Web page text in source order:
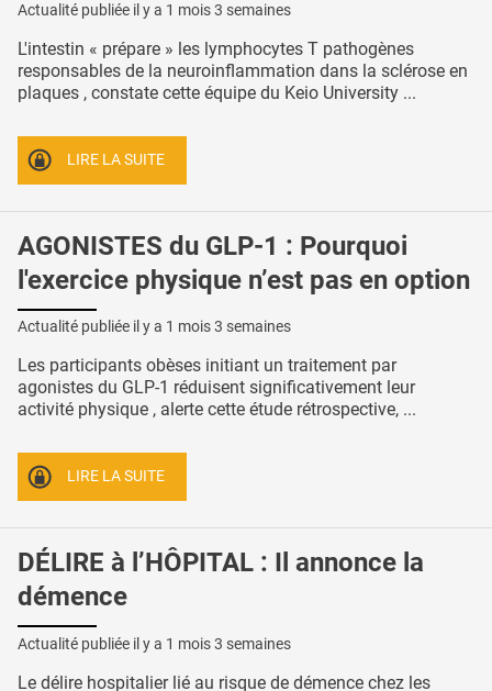
Actualité publiée il y a 1 mois 3 semaines
L'intestin « prépare » les lymphocytes T pathogènes
responsables de la neuroinflammation dans la sclérose en
plaques , constate cette équipe du Keio University ...
LIRE LA SUITE
AGONISTES du GLP-1 : Pourquoi
l'exercice physique n’est pas en option
Actualité publiée il y a 1 mois 3 semaines
Les participants obèses initiant un traitement par
agonistes du GLP-1 réduisent significativement leur
activité physique , alerte cette étude rétrospective, ...
LIRE LA SUITE
DÉLIRE à l’HÔPITAL : Il annonce la
démence
Actualité publiée il y a 1 mois 3 semaines
Le délire hospitalier lié au risque de démence chez les